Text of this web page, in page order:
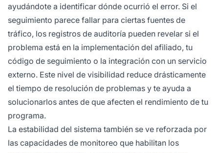
ayudándote a identificar dónde ocurrió el error. Si el
seguimiento parece fallar para ciertas fuentes de
tráfico, los registros de auditoría pueden revelar si el
problema está en la implementación del afiliado, tu
código de seguimiento o la integración con un servicio
externo. Este nivel de visibilidad reduce drásticamente
el tiempo de resolución de problemas y te ayuda a
solucionarlos antes de que afecten el rendimiento de tu
programa.
La estabilidad del sistema también se ve reforzada por
las capacidades de monitoreo que habilitan los